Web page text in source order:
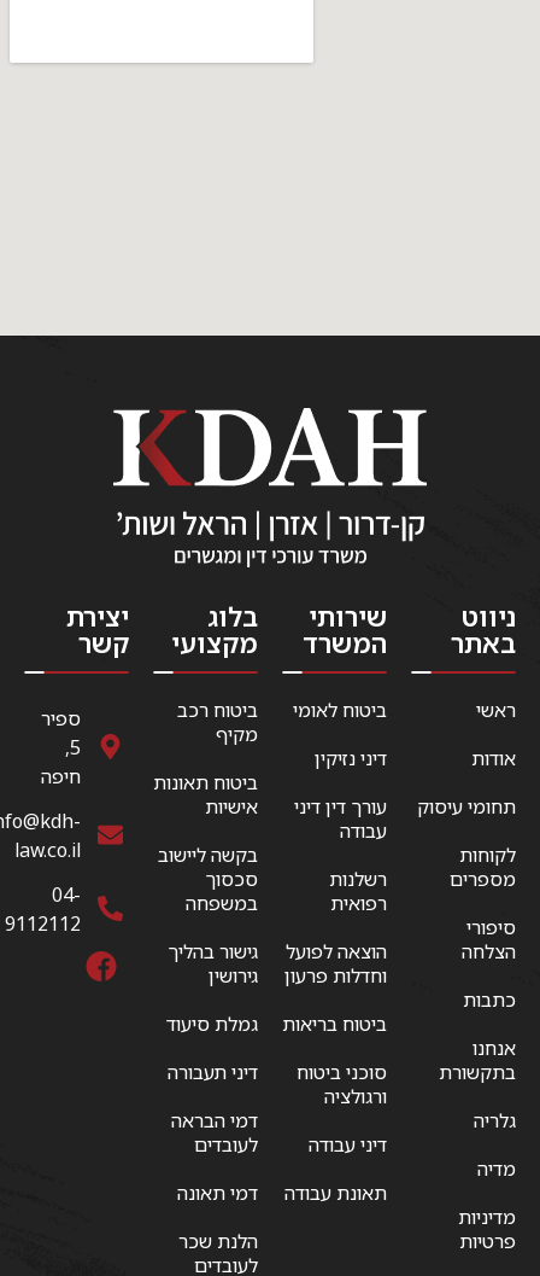
ניווט
באתר
ראשי
אודות
תחומי עיסוק
לקוחות
מספרים
סיפורי
הצלחה
כתבות
אנחנו
בתקשורת
גלריה
מדיה
מדיניות
פרטיות
שירותי
המשרד
ביטוח לאומי
דיני נזיקין
עורך דין דיני
עבודה
רשלנות
רפואית
הוצאה לפועל
וחדלות פרעון
ביטוח בריאות
סוכני ביטוח
ורגולציה
דיני עבודה
תאונת עבודה
בלוג
מקצועי
ביטוח רכב
מקיף
ביטוח תאונות
אישיות
בקשה ליישוב
סכסוך
במשפחה
גישור בהליך
גירושין
גמלת סיעוד
דיני תעבורה
דמי הבראה
לעובדים
דמי תאונה
הלנת שכר
לעובדים
יצירת
קשר
ספיר
5,
חיפה
law.co.il
04-
9112112